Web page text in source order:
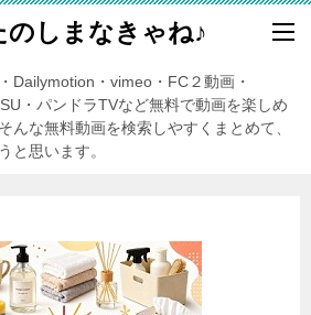
のしまなきゃね♪
Dailymotion・vimeo・FC２動画・
・パンドラTVなど無料で動画を楽しめ
んな無料動画を検索しやすくまとめて、
と思います。